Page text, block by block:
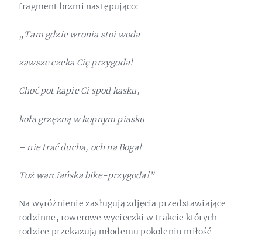
fragment brzmi następująco:
„Tam gdzie wronia stoi woda
zawsze czeka Cię przygoda!
Choć pot kapie Ci spod kasku,
koła grzęzną w kopnym piasku
– nie trać ducha, och na Boga!
Toż warciańska bike-przygoda!”
Na wyróżnienie zasługują zdjęcia przedstawiające
rodzinne, rowerowe wycieczki w trakcie których
rodzice przekazują młodemu pokoleniu miłość